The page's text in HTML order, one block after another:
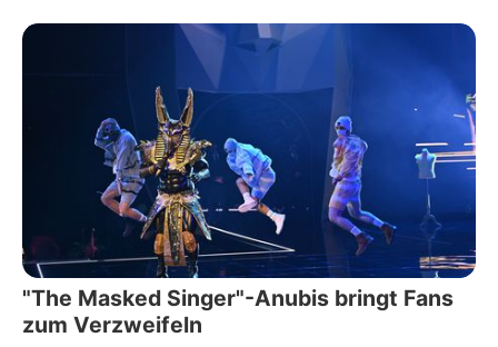
"The Masked Singer"-Anubis bringt Fans
zum Verzweifeln